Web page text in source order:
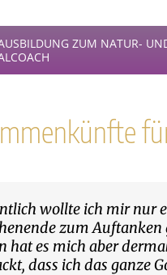
ZUM NATUR-
wollte ich mir nur
zum Auftanken
hat es mich aber
dass ich das ganze